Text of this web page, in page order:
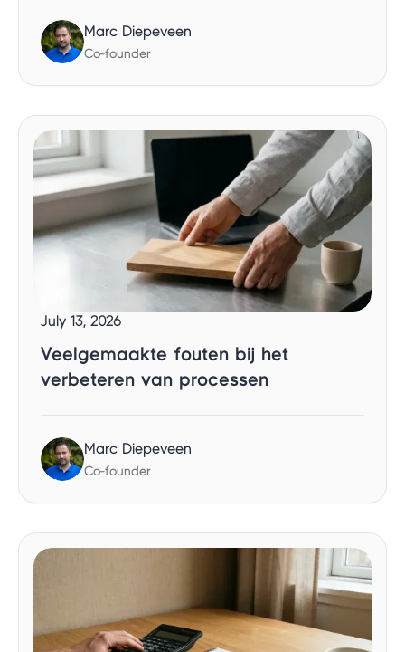
Marc Diepeveen
Co-founder
July 13, 2026
Veelgemaakte fouten bij het
verbeteren van processen
Marc Diepeveen
Co-founder